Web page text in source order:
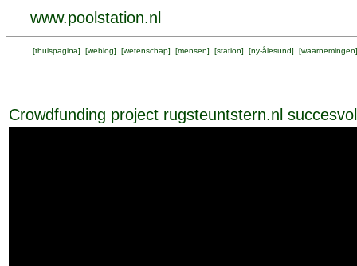
www.poolstation.nl
[thuispagina] [weblog] [wetenschap] [mensen] [station] [ny-ålesund] [waarnemingen
Crowdfunding project rugsteuntstern.nl